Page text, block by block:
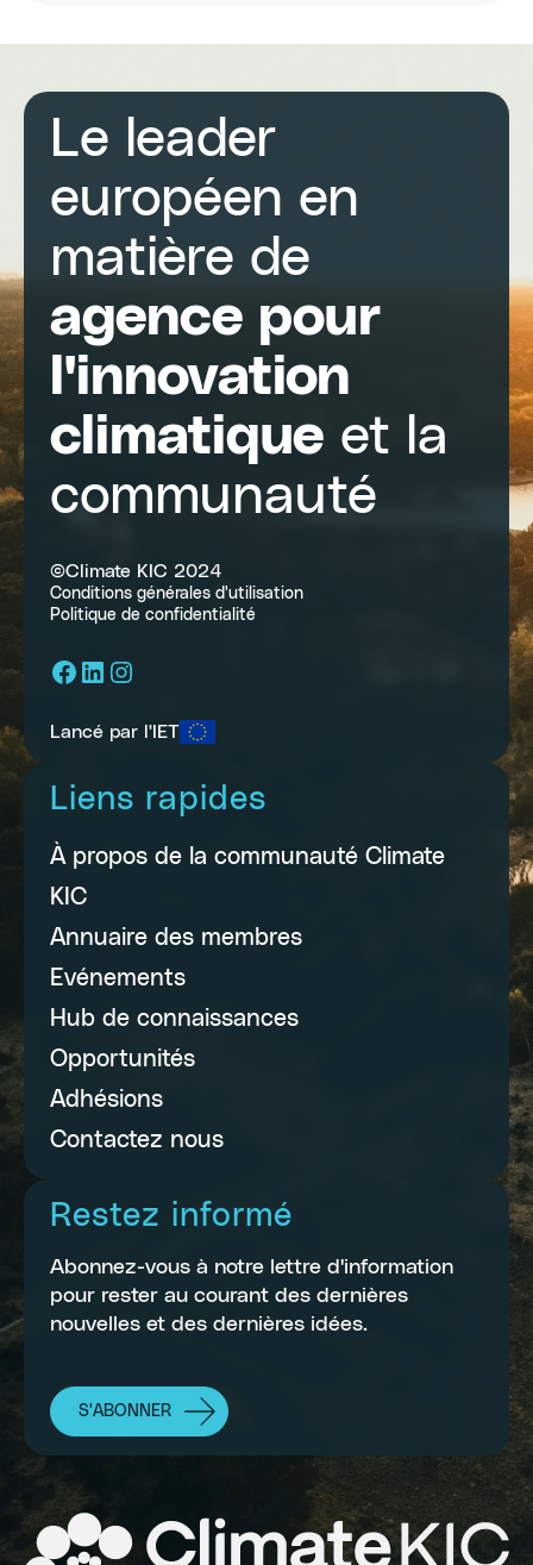
communities
Le leader
européen en
matière de
agence pour
l'innovation
climatique et la
communauté
©Climate KIC 2024
Conditions générales d'utilisation
Politique de confidentialité
Facebook
LinkedIn
Instagram
Lancé par l'IET
Liens rapides
À propos de la communauté Climate
KIC
Annuaire des membres
Evénements
Hub de connaissances
Opportunités
Adhésions
Contactez nous
Restez informé
Abonnez-vous à notre lettre d'information
pour rester au courant des dernières
nouvelles et des dernières idées.
S'ABONNER